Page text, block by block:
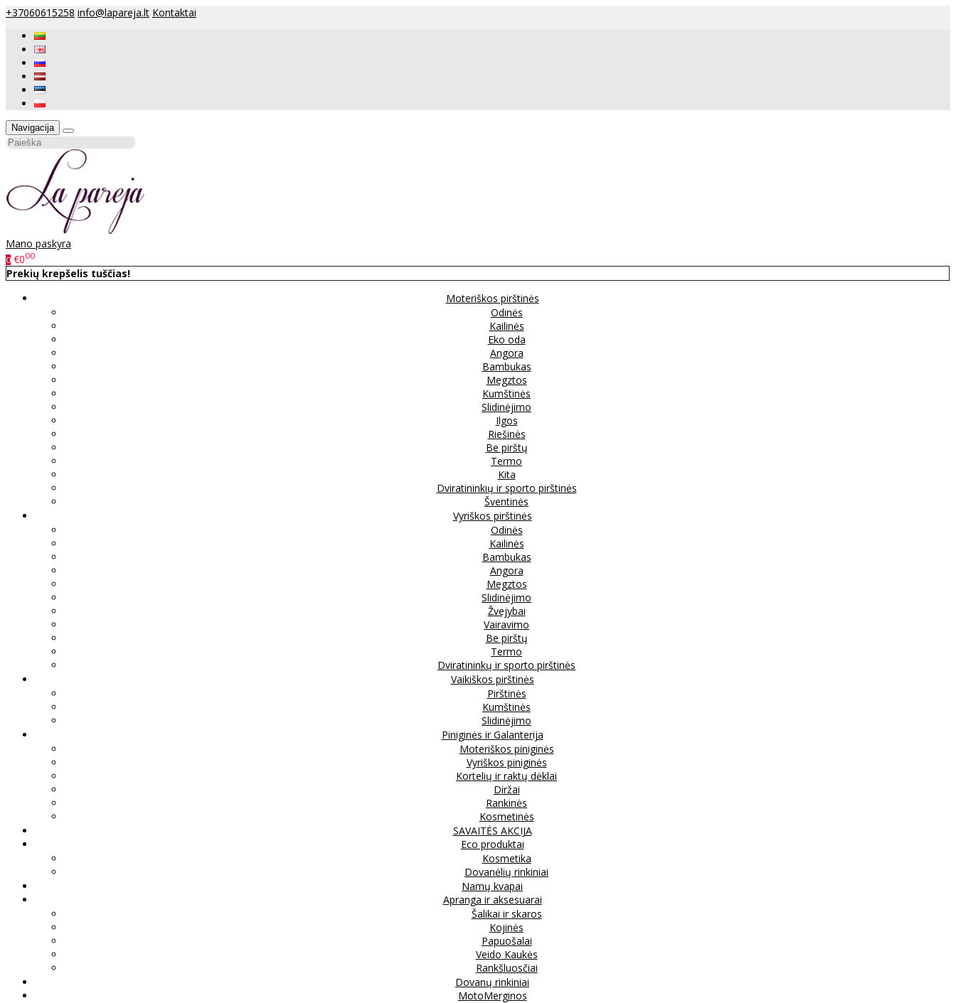
+37060615258 info@lapareja.lt Kontaktai
Navigacija
Mano paskyra
0 €000
Prekių krepšelis tuščias!
Moteriškos pirštinės
Odinės
Kailinės
Eko oda
Angora
Bambukas
Megztos
Kumštinės
Slidinėjimo
Ilgos
Riešinės
Be pirštų
Termo
Kita
Dviratininkių ir sporto pirštinės
Šventinės
Vyriškos pirštinės
Odinės
Kailinės
Bambukas
Angora
Megztos
Slidinėjimo
Žvejybai
Vairavimo
Be pirštų
Termo
Dviratininkų ir sporto pirštinės
Vaikiškos pirštinės
Pirštinės
Kumštinės
Slidinėjimo
Piniginės ir Galanterija
Moteriškos piniginės
Vyriškos piniginės
Kortelių ir raktų dėklai
Diržai
Rankinės
Kosmetinės
SAVAITĖS AKCIJA
Eco produktai
Kosmetika
Dovanėlių rinkiniai
Namų kvapai
Apranga ir aksesuarai
Šalikai ir skaros
Kojinės
Papuošalai
Veido Kaukės
Rankšluosčiai
Dovanų rinkiniai
MotoMerginos